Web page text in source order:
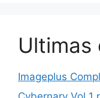
Ultimas
Imageplus